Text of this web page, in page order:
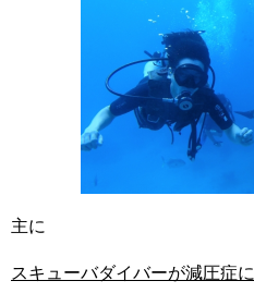
主に
スキューバダイバーが減圧症に